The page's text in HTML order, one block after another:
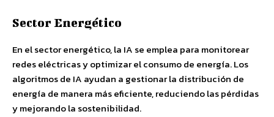
Sector Energético
En el sector energético, la IA se emplea para monitorear
redes eléctricas y optimizar el consumo de energía. Los
algoritmos de IA ayudan a gestionar la distribución de
energía de manera más eficiente, reduciendo las pérdidas
y mejorando la sostenibilidad.